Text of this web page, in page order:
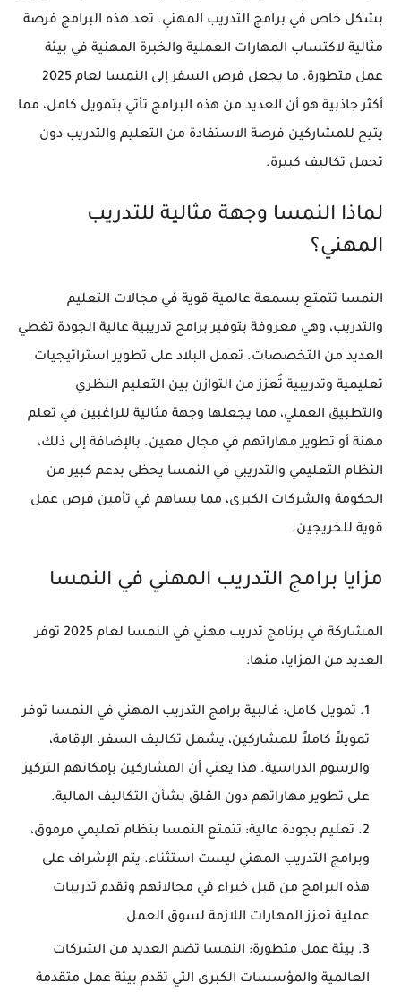
بشكل خاص في برامج التدريب المهني. تعد هذه البرامج فرصة
مثالية لاكتساب المهارات العملية والخبرة المهنية في بيئة
عمل متطورة. ما يجعل فرص السفر إلى النمسا لعام 2025
أكثر جاذبية هو أن العديد من هذه البرامج تأتي بتمويل كامل، مما
يتيح للمشاركين فرصة الاستفادة من التعليم والتدريب دون
تحمل تكاليف كبيرة.
لماذا النمسا وجهة مثالية للتدريب
المهني؟
النمسا تتمتع بسمعة عالمية قوية في مجالات التعليم
والتدريب، وهي معروفة بتوفير برامج تدريبية عالية الجودة تغطي
العديد من التخصصات. تعمل البلاد على تطوير استراتيجيات
تعليمية وتدريبية تُعزز من التوازن بين التعليم النظري
والتطبيق العملي، مما يجعلها وجهة مثالية للراغبين في تعلم
مهنة أو تطوير مهاراتهم في مجال معين. بالإضافة إلى ذلك،
النظام التعليمي والتدريبي في النمسا يحظى بدعم كبير من
الحكومة والشركات الكبرى، مما يساهم في تأمين فرص عمل
قوية للخريجين.
مزايا برامج التدريب المهني في النمسا
المشاركة في برنامج تدريب مهني في النمسا لعام 2025 توفر
العديد من المزايا، منها:
تمويل كامل: غالبية برامج التدريب المهني في النمسا توفر
تمويلاً كاملاً للمشاركين، يشمل تكاليف السفر، الإقامة،
والرسوم الدراسية. هذا يعني أن المشاركين بإمكانهم التركيز
على تطوير مهاراتهم دون القلق بشأن التكاليف المالية.
تعليم بجودة عالية: تتمتع النمسا بنظام تعليمي مرموق،
وبرامج التدريب المهني ليست استثناء. يتم الإشراف على
هذه البرامج من قبل خبراء في مجالاتهم وتقدم تدريبات
عملية تعزز المهارات اللازمة لسوق العمل.
بيئة عمل متطورة: النمسا تضم العديد من الشركات
العالمية والمؤسسات الكبرى التي تقدم بيئة عمل متقدمة